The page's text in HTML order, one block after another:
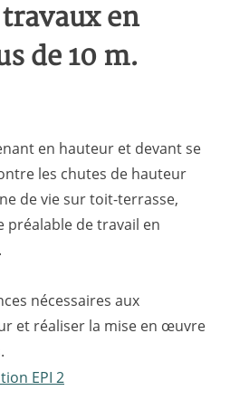
en
de 10 m.
en hauteur et devant se
les chutes de hauteur
de vie sur toit-terrasse,
préalable de travail en
nécessaires aux
et réaliser la mise en œuvre
EPI 2